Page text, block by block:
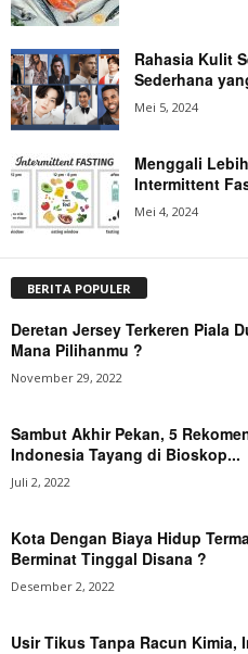
Rahasia Kulit
Sederhana
Mei 5, 2024
Menggali
Intermittent
Mei 4, 2024
BERITA POPULER
Deretan Jersey Terkeren Piala
Mana Pilihanmu ?
November 29, 2022
Sambut Akhir Pekan, 5
Indonesia Tayang di Bioskop...
Juli 2, 2022
Kota Dengan Biaya Hidup
Berminat Tinggal Disana ?
Desember 2, 2022
Usir Tikus Tanpa Racun Kimia,